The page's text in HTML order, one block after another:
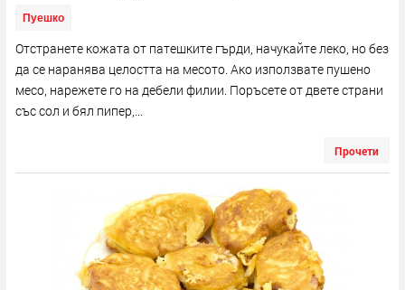
Пуешко
Отстранете кожата от патешките гърди, начукайте леко, но без
да се наранява целостта на месото. Ако използвате пушено
месо, нарежете го на дебели филии. Поръсете от двете страни
със сол и бял пипер,...
Прочети